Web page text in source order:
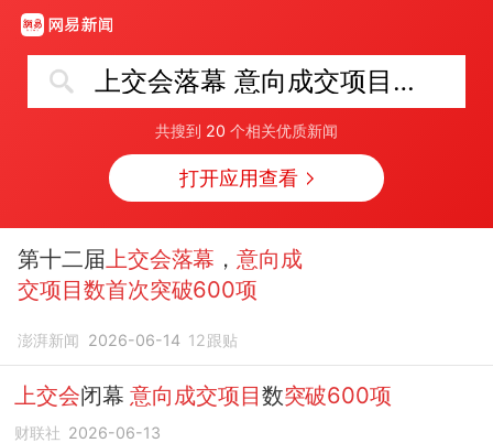
上交会落幕 意向成交项目数首次突破600项
共搜到 20 个相关优质新闻
打开应用查看
第十二届上交会落幕 ，意向成
交项目数首次突破600项
澎湃新闻 2026-06-14 12跟贴
上交会闭幕意向成交项目数突破600项
财联社 2026-06-13